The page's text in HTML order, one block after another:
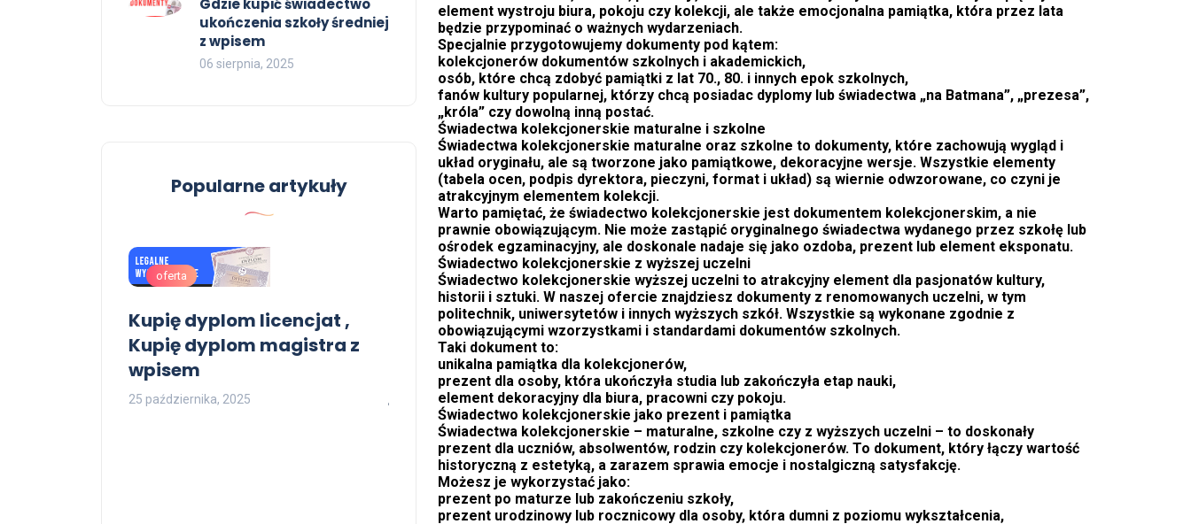
element wystroju biura, pokoju czy kolekcji, ale także emocjonalna pamiątka, która przez lata
będzie przypominać o ważnych wydarzeniach.
Specjalnie przygotowujemy dokumenty pod kątem:
kolekcjonerów dokumentów szkolnych i akademickich,
osób, które chcą zdobyć pamiątki z lat 70., 80. i innych epok szkolnych,
fanów kultury popularnej, którzy chcą posiadac dyplomy lub świadectwa „na Batmana”, „prezesa”,
„króla” czy dowolną inną postać.
Świadectwa kolekcjonerskie maturalne i szkolne
Świadectwa kolekcjonerskie maturalne oraz szkolne to dokumenty, które zachowują wygląd i
układ oryginału, ale są tworzone jako pamiątkowe, dekoracyjne wersje. Wszystkie elementy
(tabela ocen, podpis dyrektora, pieczyni, format i układ) są wiernie odwzorowane, co czyni je
atrakcyjnym elementem kolekcji.
Warto pamiętać, że świadectwo kolekcjonerskie jest dokumentem kolekcjonerskim, a nie
prawnie obowiązującym. Nie może zastąpić oryginalnego świadectwa wydanego przez szkołę lub
ośrodek egzaminacyjny, ale doskonale nadaje się jako ozdoba, prezent lub element eksponatu.
Świadectwo kolekcjonerskie z wyższej uczelni
Świadectwo kolekcjonerskie wyższej uczelni to atrakcyjny element dla pasjonatów kultury,
historii i sztuki. W naszej ofercie znajdziesz dokumenty z renomowanych uczelni, w tym
politechnik, uniwersytetów i innych wyższych szkół. Wszystkie są wykonane zgodnie z
obowiązującymi wzorzystkami i standardami dokumentów szkolnych.
Taki dokument to:
unikalna pamiątka dla kolekcjonerów,
prezent dla osoby, która ukończyła studia lub zakończyła etap nauki,
element dekoracyjny dla biura, pracowni czy pokoju.
Świadectwo kolekcjonerskie jako prezent i pamiątka
Świadectwa kolekcjonerskie – maturalne, szkolne czy z wyższych uczelni – to doskonały
prezent dla uczniów, absolwentów, rodzin czy kolekcjonerów. To dokument, który łączy wartość
historyczną z estetyką, a zarazem sprawia emocje i nostalgiczną satysfakcję.
Możesz je wykorzystać jako:
prezent po maturze lub zakończeniu szkoły,
prezent urodzinowy lub rocznicowy dla osoby, która dumni z poziomu wykształcenia,
Gdzie kupić świadectwo
ukończenia szkoły średniej
z wpisem
06 sierpnia, 2025
Popularne artykuły
oferta
Kupię dyplom licencjat ,
Kupię dyplom magistra z
wpisem
25 października, 2025
oferta
Kupie prawo jazdy, Kupie
dowód osobisty, Kupie
paszport, Kupie prawo
jazdy kolekcjonerskie, Kupie
dowód osobisty
kolekcjonerski, Kupie
paszport kolekcjonerski.
24 października, 2025
oferta
Legalna matura z wpisem
Gdzie kupić maturę Kupno
matury
oferta
Kupię dyplom licencjat ,